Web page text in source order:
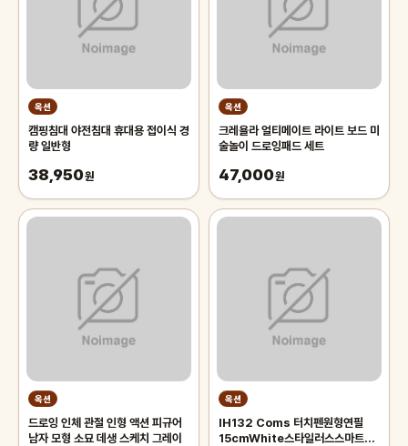
옥션
캠핑침대 야전침대 휴대용 접이식 경
량 일반형
38,950원
옥션
크레욜라 얼티메이트 라이트 보드 미
술놀이 드로잉패드 세트
47,000원
옥션
드로잉 인체 관절 인형 액션 피규어
남자 모형 소묘 데생 스케치 그레이
옥션
IH132 Coms 터치펜원형연필
15cmWhite스타일러스스마트폰